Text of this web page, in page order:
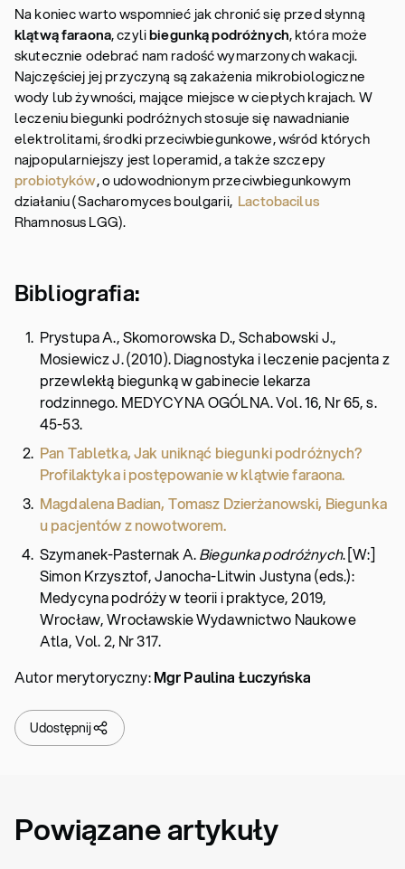
Na koniec warto wspomnieć jak chronić się przed słynną
klątwą faraona, czylibiegunką podróżnych, która może
skutecznie odebrać nam radość wymarzonych wakacji.
Najczęściej jej przyczyną są zakażenia mikrobiologiczne
wody lub żywności, mające miejsce w ciepłych krajach. W
leczeniu biegunki podróżnych stosuje się nawadnianie
elektrolitami, środki przeciwbiegunkowe, wśród których
najpopularniejszy jest loperamid, a także szczepy
probiotyków, o udowodnionym przeciwbiegunkowym
działaniu (Sacharomyces boulgarii, Lactobacilus
Rhamnosus LGG).
Bibliografia:
Prystupa A., Skomorowska D., Schabowski J.,
Mosiewicz J. (2010). Diagnostyka i leczenie pacjenta z
przewlekłą biegunką w gabinecie lekarza
rodzinnego. MEDYCYNA OGÓLNA. Vol. 16, Nr 65, s.
45-53.
Pan Tabletka, Jak uniknąć biegunki podróżnych?
Profilaktyka i postępowanie w klątwie faraona.
Magdalena Badian, Tomasz Dzierżanowski, Biegunka
u pacjentów z nowotworem.
Szymanek-Pasternak A.Biegunka podróżnych. [W:]
Simon Krzysztof, Janocha-Litwin Justyna (eds.):
Medycyna podróży w teorii i praktyce, 2019,
Wrocław, Wrocławskie Wydawnictwo Naukowe
Atla, Vol. 2, Nr 317.
Autor merytoryczny:Mgr Paulina Łuczyńska
Udostępnij
Powiązane artykuły